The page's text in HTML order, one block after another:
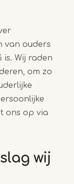
van ouders
Wij raden
om zo
ons op via
wij